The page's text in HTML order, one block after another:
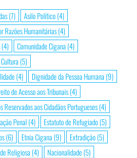
(7) Asilo Político(4)
Razões Humanitárias(4)
(4) Comunidade Cigana (4)
Cultura (5)
(4) Dignidade da Pessoa Humana (9)
de Acesso aos Tribunais(4)
Reservados aos Cidadãos Portugueses(4)
Penal (4) Estatuto de Refugiado(5)
(6) Etnia Cigana (9) Extradição(5)
Religiosa (4) Nacionalidade(5)